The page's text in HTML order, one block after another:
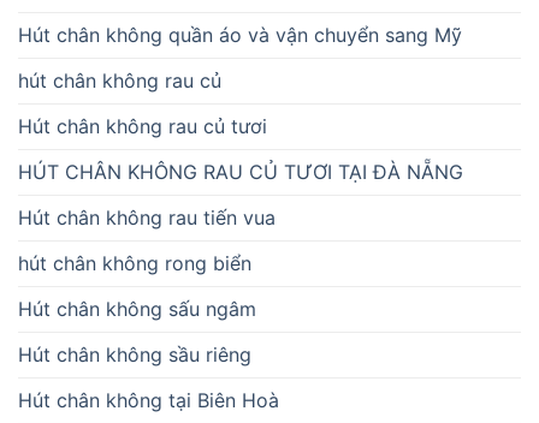
Hút chân không quần áo và vận chuyển sang Mỹ
hút chân không rau củ
Hút chân không rau củ tươi
HÚT CHÂN KHÔNG RAU CỦ TƯƠI TẠI ĐÀ NẴNG
Hút chân không rau tiến vua
hút chân không rong biển
Hút chân không sấu ngâm
Hút chân không sầu riêng
Hút chân không tại Biên Hoà